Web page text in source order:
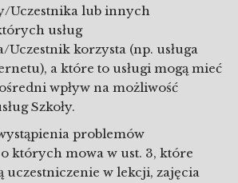
Uczestnika lub innych
usług
Uczestnik korzysta (np. usługa
a które to usługi mogą mieć
wpływ na możliwość
Szkoły.
problemów
których mowa w ust. 3, które
w lekcji, zajęcia